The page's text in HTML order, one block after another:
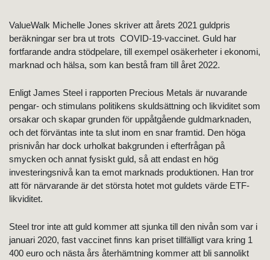
ValueWalk Michelle Jones skriver att årets 2021 guldpris
beräkningar ser bra ut trots COVID-19-vaccinet. Guld har
fortfarande andra stödpelare, till exempel osäkerheter i ekonomi,
marknad och hälsa, som kan bestå fram till året 2022.
Enligt James Steel i rapporten Precious Metals är nuvarande
pengar- och stimulans politikens skuldsättning och likviditet som
orsakar och skapar grunden för uppåtgående guldmarknaden,
och det förväntas inte ta slut inom en snar framtid. Den höga
prisnivån har dock urholkat bakgrunden i efterfrågan på
smycken och annat fysiskt guld, så att endast en hög
investeringsnivå kan ta emot marknads produktionen. Han tror
att för närvarande är det största hotet mot guldets värde ETF-
likviditet.
Steel tror inte att guld kommer att sjunka till den nivån som var i
januari 2020, fast vaccinet finns kan priset tillfälligt vara kring 1
400 euro och nästa års återhämtning kommer att bli sannolikt